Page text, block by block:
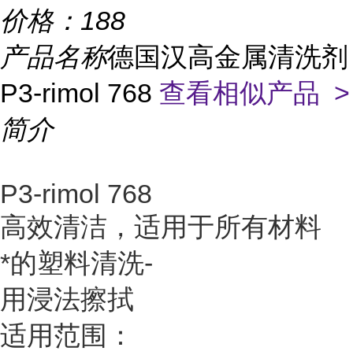
价格： 188
产品名称德国汉高金属清洗剂
P3-rimol 768 查看相似产品 >
简介
P3-rimol 768
高效清洁，适用于所有材料
*的塑料清洗-
用浸法擦拭
适用范围：